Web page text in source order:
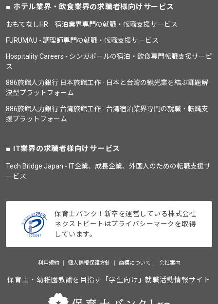
ホテル業界・飲食業界の求職者様向けサービス
おもてなしHR 宿泊業界専門の就職・転職支援サービス
FURUMAU - 調理師専門の就職・転職支援サービス
Hospitality Careers - シンガポールの宿泊・飲食専門転職支援サービ
ス
886旅館人力銀行 日本旅館工作 - 日本と台湾の観光業を結ぶ課題解
決型プラットフォーム
886旅館人力銀行 台湾旅館工作 - 台湾宿泊業界専門の就職・転職支
援プラットフォーム
IT業界の求職者様向けサービス
Tech Bridge Japan - IT企業、成長企業、外国人のための転職支援サ
ービス
保育士バンク！新卒を運営している株式会社
ネクストビートはプライバシーマークを取得
しています。
利用規約 個人情報保護方針 商標について 会社案内
保育士・幼稚園教諭を目指す「学生向け」就職活動情報サイト